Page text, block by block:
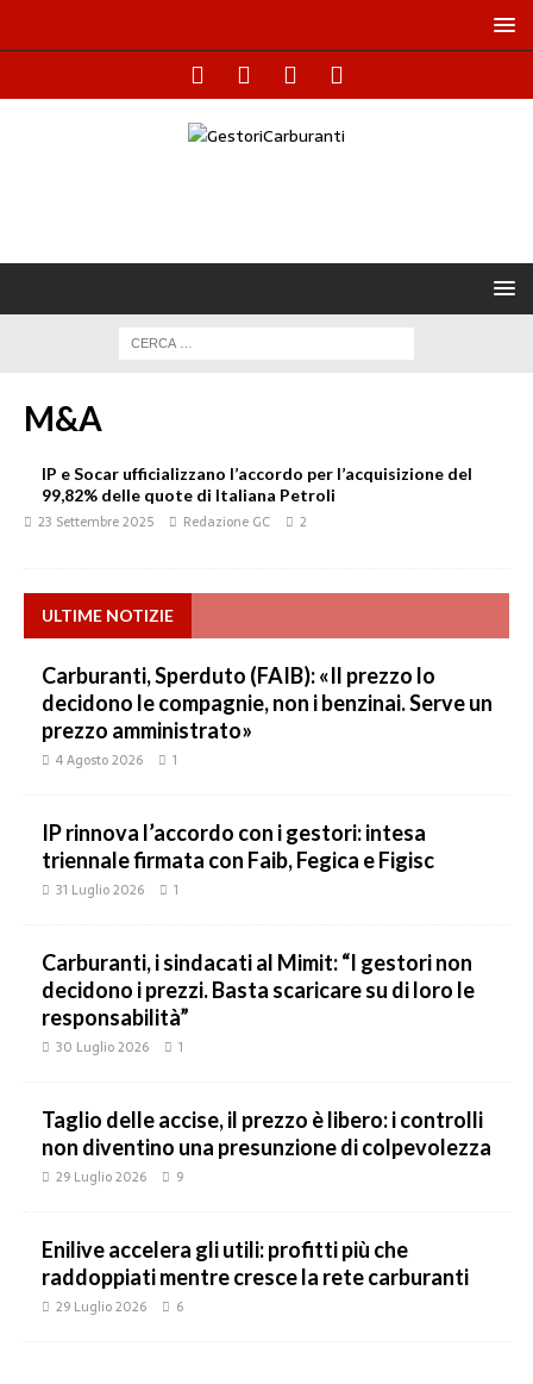
M&A
IP e Socar ufficializzano l’accordo per l’acquisizione del
99,82% delle quote di Italiana Petroli
23 Settembre 2025 Redazione GC 2
ULTIME NOTIZIE
Carburanti, Sperduto (FAIB): «Il prezzo lo
decidono le compagnie, non i benzinai. Serve un
prezzo amministrato»
4 Agosto 2026 1
IP rinnova l’accordo con i gestori: intesa
triennale firmata con Faib, Fegica e Figisc
31 Luglio 2026 1
Carburanti, i sindacati al Mimit: “I gestori non
decidono i prezzi. Basta scaricare su di loro le
responsabilità”
30 Luglio 2026 1
Taglio delle accise, il prezzo è libero: i controlli
non diventino una presunzione di colpevolezza
29 Luglio 2026 9
Enilive accelera gli utili: profitti più che
raddoppiati mentre cresce la rete carburanti
29 Luglio 2026 6